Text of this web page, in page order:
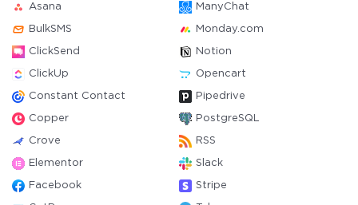
Asana ManyChat
BulkSMS Monday.com
ClickSend Notion
ClickUp Opencart
Constant Contact Pipedrive
Copper PostgreSQL
Crove RSS
Elementor Slack
Facebook Stripe